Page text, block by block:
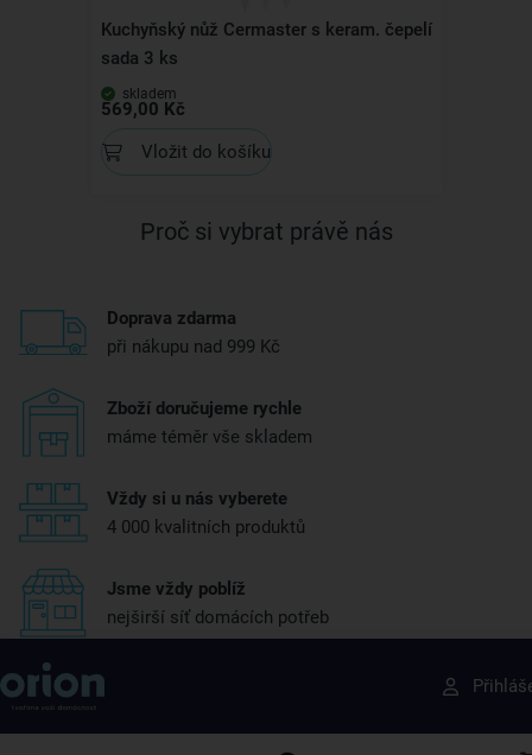
Kuchyňský nůž Cermaster s keram. čepelí
sada 3 ks
skladem
569,00 Kč
Vložit do košíku
Proč si vybrat právě nás
Doprava zdarma
při nákupu nad 999 Kč
Zboží doručujeme rychle
máme téměr vše skladem
Vždy si u nás vyberete
4 000 kvalitních produktů
Jsme vždy poblíž
nejširší síť domácích potřeb
Získejte rady, recepty a tipy na slevy dřív než
ostatní
Přihlaste se k odběru našeho newsletteru.